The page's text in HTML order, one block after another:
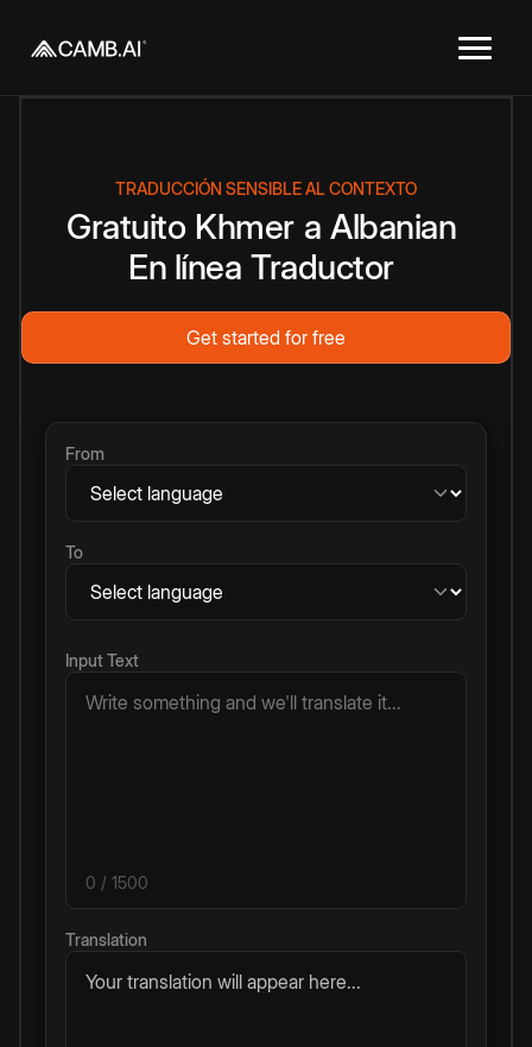
TRADUCCIÓN SENSIBLE AL CONTEXTO
Gratuito Khmer a Albanian
En línea Traductor
Get started for free
From
To
Input Text
0 / 1500
Translation
Your translation will appear here...